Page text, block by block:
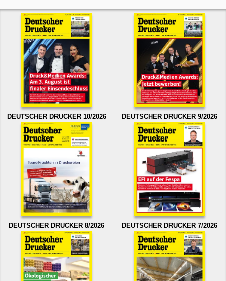
DEUTSCHER DRUCKER 10/2026 DEUTSCHER DRUCKER 9/2026
DEUTSCHER DRUCKER 8/2026 DEUTSCHER DRUCKER 7/2026